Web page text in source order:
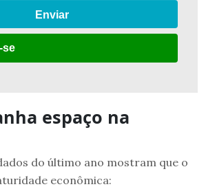
Enviar
se
espaço na
do último ano mostram que o
econômica: